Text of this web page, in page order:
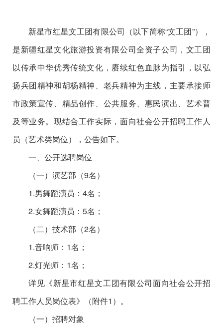
新星市红星文工团有限公司（以下简称“文工团”），
是新疆红星文化旅游投资有限公司全资子公司，文工团
以传承中华优秀传统文化，赓续红色血脉为指引，以弘
扬兵团精神和胡杨精神、老兵精神为主线，主要承接师
市政策宣传、精品创作、公共服务、惠民演出、艺术普
及等业务。现结合工作实际，面向社会公开招聘工作人
员（艺术类岗位），公告如下。
一、公开选聘岗位
（一）演艺部（9名）
1.男舞蹈演员：4名；
2.女舞蹈演员：5名；
（二）技术部（2名）
1.音响师：1名；
2.灯光师：1名；
详见《新星市红星文工团有限公司面向社会公开招
聘工作人员岗位表》（附件1）。
（一）招聘对象